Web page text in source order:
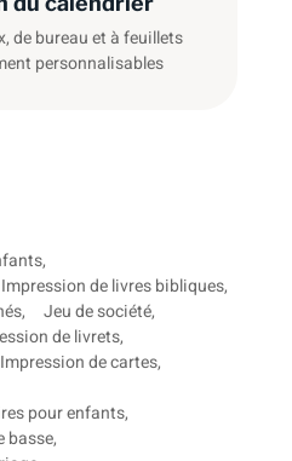
de bureau et à feuillets
personnalisables
,
Impression de livres bibliques,
, Jeu de société,
de livrets,
Impression de cartes,
pour enfants,
basse,